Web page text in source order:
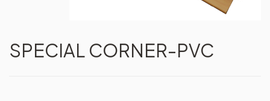
SPECIAL CORNER-PVC